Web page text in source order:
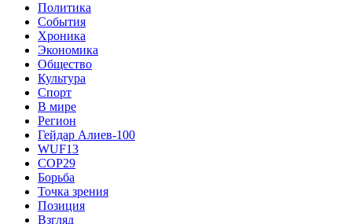
Политика
События
Хроника
Экономика
Общество
Культура
Спорт
В мире
Регион
Гейдар Алиев-100
WUF13
COP29
Борьба
Точка зрения
Позиция
Взгляд